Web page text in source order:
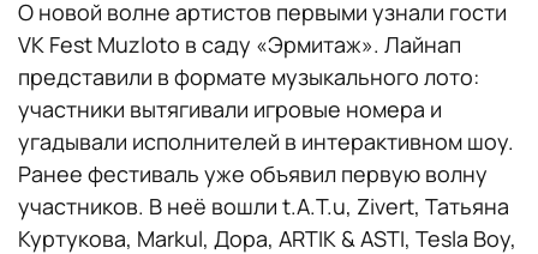
О новой волне артистов первыми узнали гости
VK Fest Muzloto в саду «Эрмитаж». Лайнап
представили в формате музыкального лото:
участники вытягивали игровые номера и
угадывали исполнителей в интерактивном шоу.
Ранее фестиваль уже объявил первую волну
участников. В неё вошли t.A.T.u, Zivert, Татьяна
Куртукова, Markul, Дора, ARTIK & ASTI, Tesla Boy,